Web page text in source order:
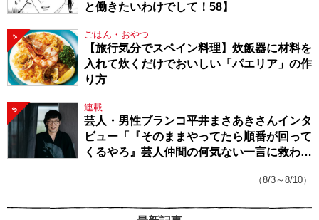
と働きたいわけでして！58】
4 ごはん・おやつ
【旅行気分でスペイン料理】炊飯器に材料を
入れて炊くだけでおいしい「パエリア」の作
り方
5 連載
芸人・男性ブランコ平井まさあきさんインタ
ビュー「『そのままやってたら順番が回って
くるやろ』芸人仲間の何気ない一言に救われ
（8/3～8/10）